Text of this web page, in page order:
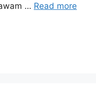
… Read more